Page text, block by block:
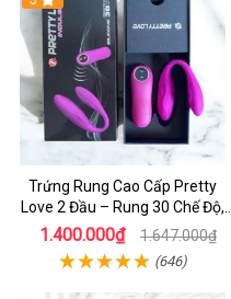
Trứng Rung Cao Cấp Pretty
Love 2 Đầu – Rung 30 Chế Độ,
Massage G-Spot, Điều Khiển Từ
Xa
1.400.000₫ 1.647.000₫
(646)